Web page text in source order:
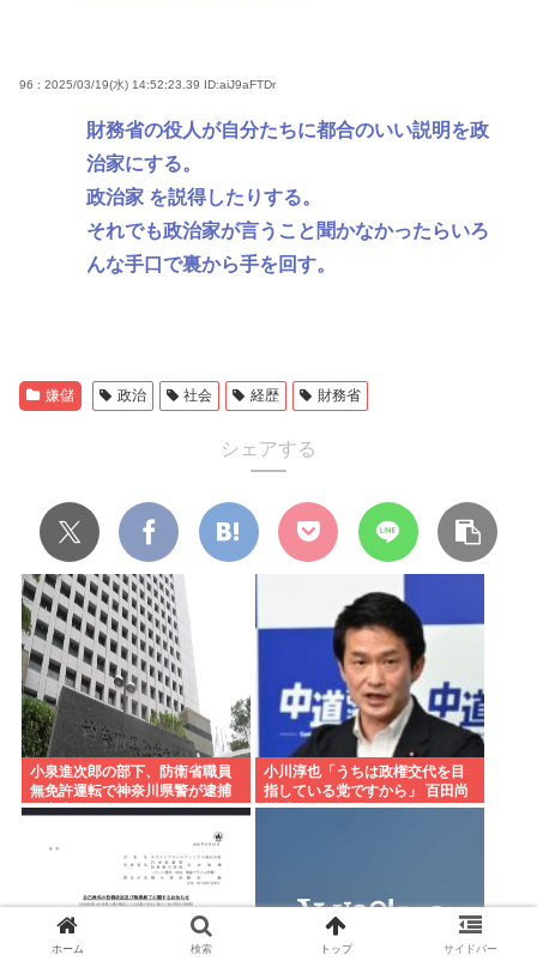
96 : 2025/03/19(水) 14:52:23.39 ID:aiJ9aFTDr
財務省の役人が自分たちに都合のいい説明を政
治家にする。
政治家 を説得したりする。
それでも政治家が言うこと聞かなかったらいろ
んな手口で裏から手を回す。
嫌儲 政治 社会 経歴 財務省
シェアする
小泉進次郎の部下、防衛省職員
無免許運転で神奈川県警が逮捕
追突事故
小川淳也「うちは政権交代を目
指している党ですから」 百田尚
樹「それは無理でしょう」
ホーム 検索 トップ サイドバー